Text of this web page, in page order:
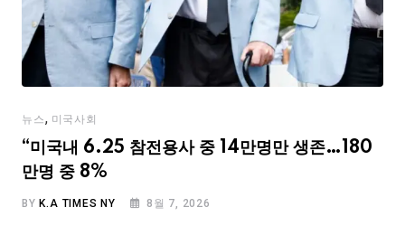
뉴스, 미국사회
“미국내 6.25 참전용사 중 14만명만 생존…180
만명 중 8%
BY K.A TIMES NY 8월 7, 2026